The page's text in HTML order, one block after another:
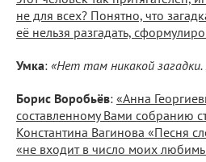
не для всех? Понятно, что
её нельзя разгадать,
Умка: «Нет там никакой загадки.
Борис Воробьёв: «Анна
составленному Вами собранию
Константина Вагинова «Песня
«не входит в число моих